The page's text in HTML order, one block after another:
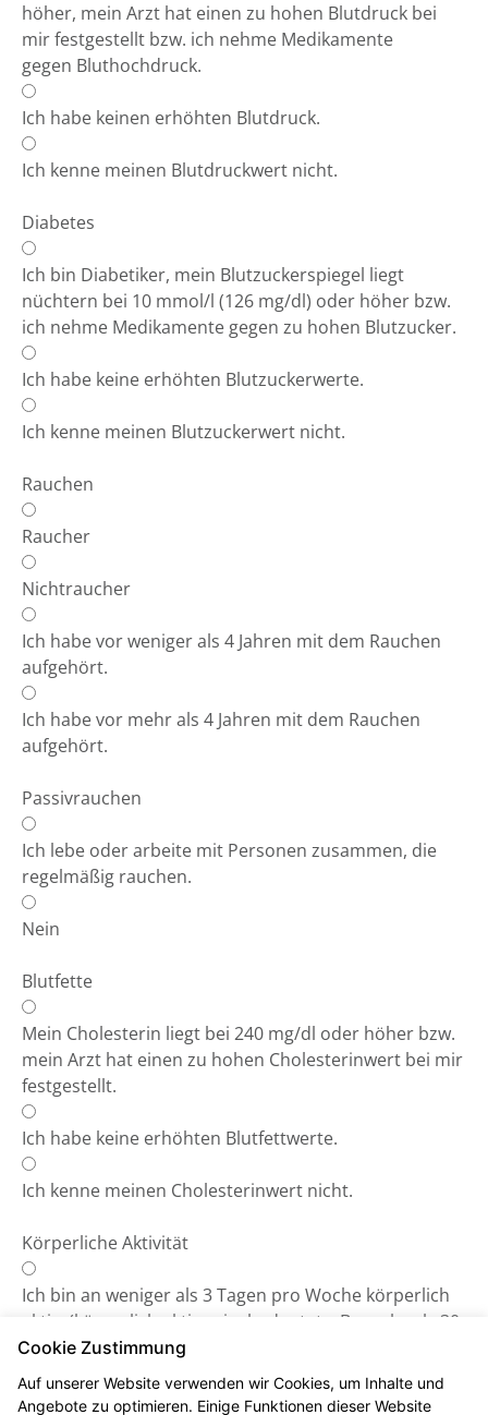
höher, mein Arzt hat einen zu hohen Blutdruck bei
mir festgestellt bzw. ich nehme Medikamente
gegen Bluthochdruck.
Ich habe keinen erhöhten Blutdruck.
Ich kenne meinen Blutdruckwert nicht.
Diabetes
Ich bin Diabetiker, mein Blutzuckerspiegel liegt
nüchtern bei 10 mmol/l (126 mg/dl) oder höher bzw.
ich nehme Medikamente gegen zu hohen Blutzucker.
Ich habe keine erhöhten Blutzuckerwerte.
Ich kenne meinen Blutzuckerwert nicht.
Rauchen
Raucher
Nichtraucher
Ich habe vor weniger als 4 Jahren mit dem Rauchen
aufgehört.
Ich habe vor mehr als 4 Jahren mit dem Rauchen
aufgehört.
Passivrauchen
Ich lebe oder arbeite mit Personen zusammen, die
regelmäßig rauchen.
Nein
Blutfette
Mein Cholesterin liegt bei 240 mg/dl oder höher bzw.
mein Arzt hat einen zu hohen Cholesterinwert bei mir
festgestellt.
Ich habe keine erhöhten Blutfettwerte.
Ich kenne meinen Cholesterinwert nicht.
Körperliche Aktivität
Ich bin an weniger als 3 Tagen pro Woche körperlich
aktiv. (körperlich aktiv sein, bedeutet z.B.: mehr als 30
Minuten spazieren gehen, Rad fahren, laufen etc.).
Ich bin an mehr als 3 Tagen körperlich aktiv.
Cookie Zustimmung
Auf unserer Website verwenden wir Cookies, um Inhalte und
Angebote zu optimieren. Einige Funktionen dieser Website